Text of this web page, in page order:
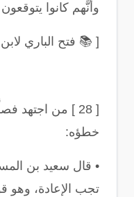
وأنَّهم كانوا
[
📚 فتح الباري لابن
[ 28 ]
من اجتهد
خطؤه:
• قال سعيد بن
تجب الإعادة، وهو